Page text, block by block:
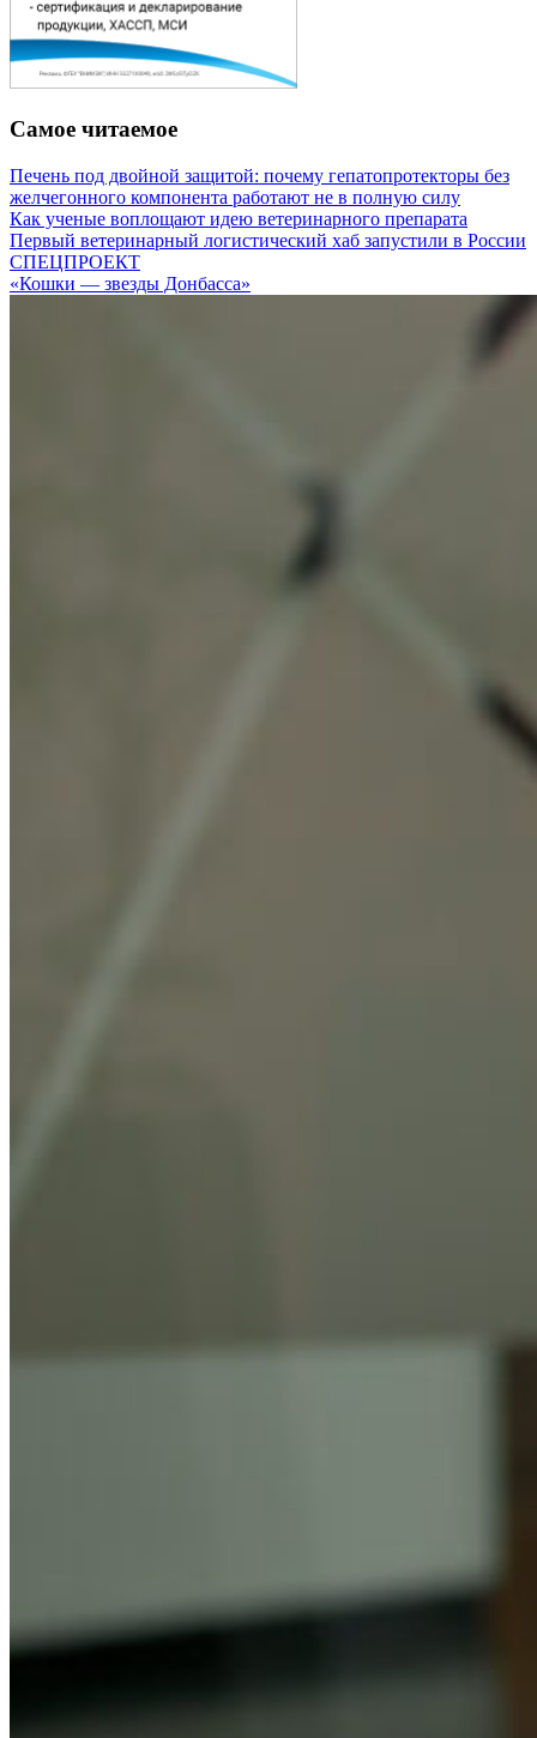
Самое читаемое
Печень под двойной защитой: почему гепатопротекторы без
желчегонного компонента работают не в полную силу
Как ученые воплощают идею ветеринарного препарата
Первый ветеринарный логистический хаб запустили в России
СПЕЦПРОЕКТ
«Кошки — звезды Донбасса»